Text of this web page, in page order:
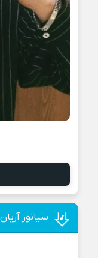
سیانور